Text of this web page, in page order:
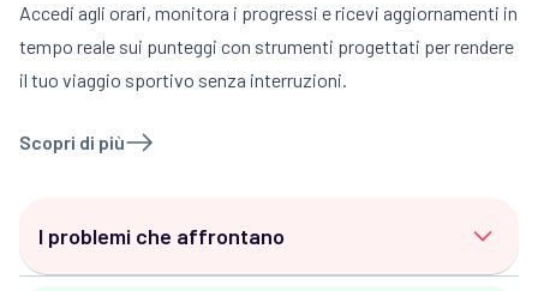
Accedi agli orari, monitora i progressi e ricevi aggiornamenti in
tempo reale sui punteggi con strumenti progettati per rendere
il tuo viaggio sportivo senza interruzioni.
Scopri di più
I problemi che affrontano